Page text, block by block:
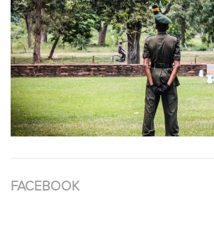
FACEBOOK